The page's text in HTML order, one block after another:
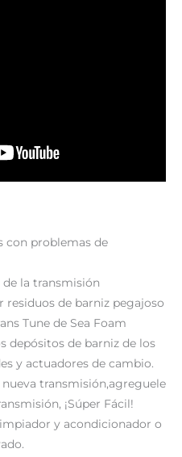
con problemas de
la transmisión
residuos de barniz pegajoso
Tune de Sea Foam
depósitos de barniz de los
y actuadores de cambio.
transmisión,agreguele
¡Súper Fácil!
y acondicionador o